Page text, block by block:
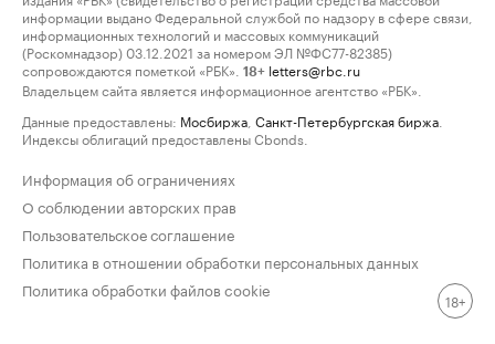
информации выдано Федеральной службой по надзору в сфере связи,
информационных технологий и массовых коммуникаций
(Роскомнадзор) 03.12.2021 за номером ЭЛ №ФС77-82385)
сопровождаются пометкой «РБК».
18+ letters@rbc.ru
Владельцем сайта является информационное агентство «РБК».
Данные предоставлены: Мосбиржа Санкт-Петербургская биржа
Индексы облигаций предоставлены Cbonds.
Информация об ограничениях
О соблюдении авторских прав
Пользовательское соглашение
Политика в отношении обработки персональных данных
Политика обработки файлов cookie
18+